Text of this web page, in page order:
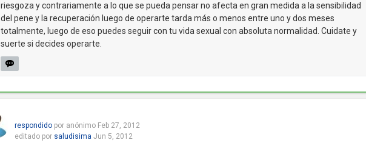
riesgoza y contrariamente a lo que se pueda pensar no afecta en gran medida a la sensibilidad
del pene y la recuperación luego de operarte tarda más o menos entre uno y dos meses
totalmente, luego de eso puedes seguir con tu vida sexual con absoluta normalidad. Cuidate y
suerte si decides operarte.
respondido por anónimo Feb 27, 2012
editado por saludisima Jun 5, 2012